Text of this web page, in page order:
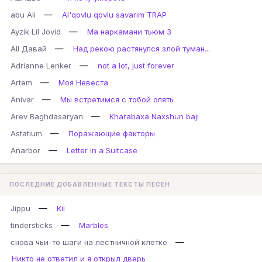
abu Ali
—
Al'qovlu qovlu savarim TRAP
Ayzik Lil Jovid
—
Ма наркамани тьюм 3
All Давай
—
Над рекою растянулся злой туман...
Adrianne Lenker
—
not a lot, just forever
Artem
—
Моя Невеста
Anivar
—
Мы встретимся с тобой опять
Arev Baghdasaryan
—
Kharabaxa Naxshun baji
Astatium
—
Поражающие факторы
Anarbor
— Letter in a Suitcase
ПОСЛЕДНИЕ ДОБАВЛЕННЫЕ ТЕКСТЫ ПЕСЕН
Jippu —
Kii
tindersticks
—
Marbles
снова чьи-то шаги на лестничной клетке
—
Никто не ответил и я открыл дверь